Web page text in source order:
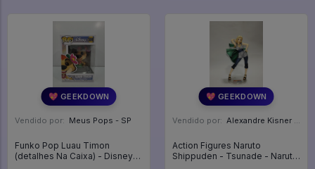
💖 GEEKDOWN
Vendido por: Meus Pops - SP
Funko Pop Luau Timon
(detalhes Na Caixa) - Disney
💖 GEEKDOWN
Vendido por: Alexandre Kisner - PR
Action Figures Naruto
Shippuden - Tsunade - Naruto